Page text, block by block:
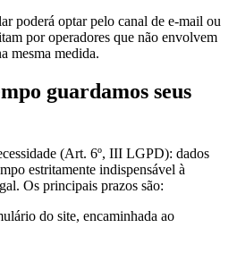
poderá optar pelo canal de e-mail ou
por operadores que não envolvem
mesma medida.
guardamos seus
(Art. 6º, III LGPD): dados
estritamente indispensável à
Os principais prazos são:
do site, encaminhada ao